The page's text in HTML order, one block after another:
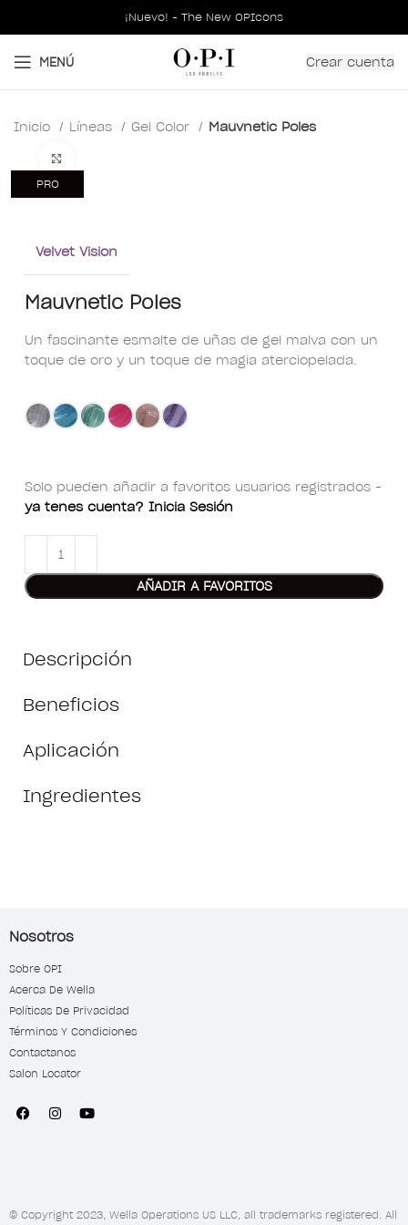
¡Nuevo! - The New OPIcons
MENÚ Crear cuenta
Inicio Líneas Gel Color Mauvnetic Poles
PRO
Velvet Vision
Mauvnetic Poles
Un fascinante esmalte de uñas de gel malva con un
toque de oro y un toque de magia aterciopelada.
Solo pueden añadir a favoritos usuarios registrados -
ya tenes cuenta? Inicia Sesión
AÑADIR A FAVORITOS
Descripción
Beneficios
Aplicación
Ingredientes
Nosotros
Sobre OPI
Acerca De Wella
Políticas De Privacidad
Términos Y Condiciones
Contactanos
Salon Locator
© Copyright 2023, Wella Operations US LLC, all trademarks registered. All